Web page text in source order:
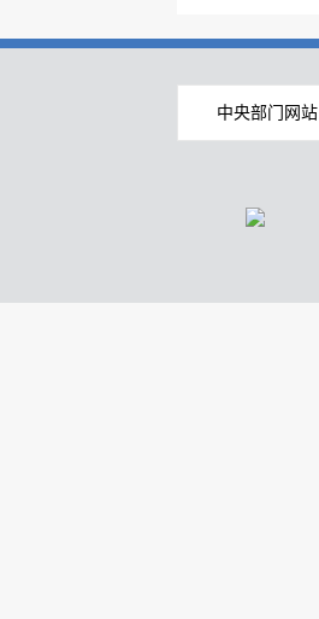
中央部门网站